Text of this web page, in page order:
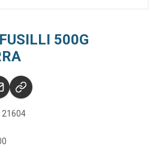
500G
21604